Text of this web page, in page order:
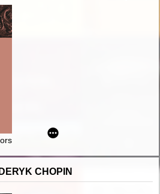
: Slavs in medieval Greece. Pt. 1
CHOPIN